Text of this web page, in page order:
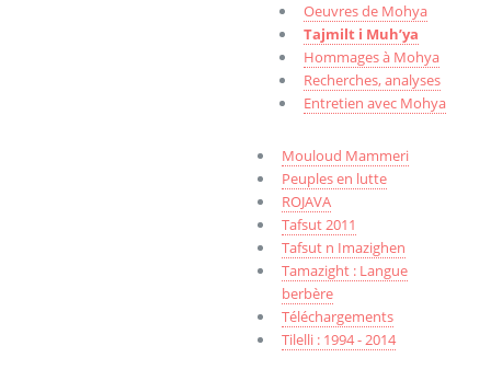
Oeuvres de Mohya
Tajmilt i Muh’ya
Hommages à Mohya
Recherches, analyses
Entretien avec Mohya
Mouloud Mammeri
Peuples en lutte
ROJAVA
Tafsut 2011
Tafsut n Imazighen
Tamazight : Langue
berbère
Téléchargements
Tilelli : 1994 - 2014